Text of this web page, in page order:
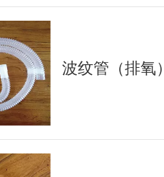
波纹管（排氧）